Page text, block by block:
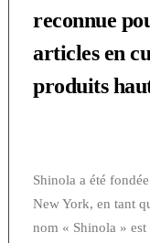
reconnue
articles en
produits
Shinola a été
New York, en tant
nom « Shinola »